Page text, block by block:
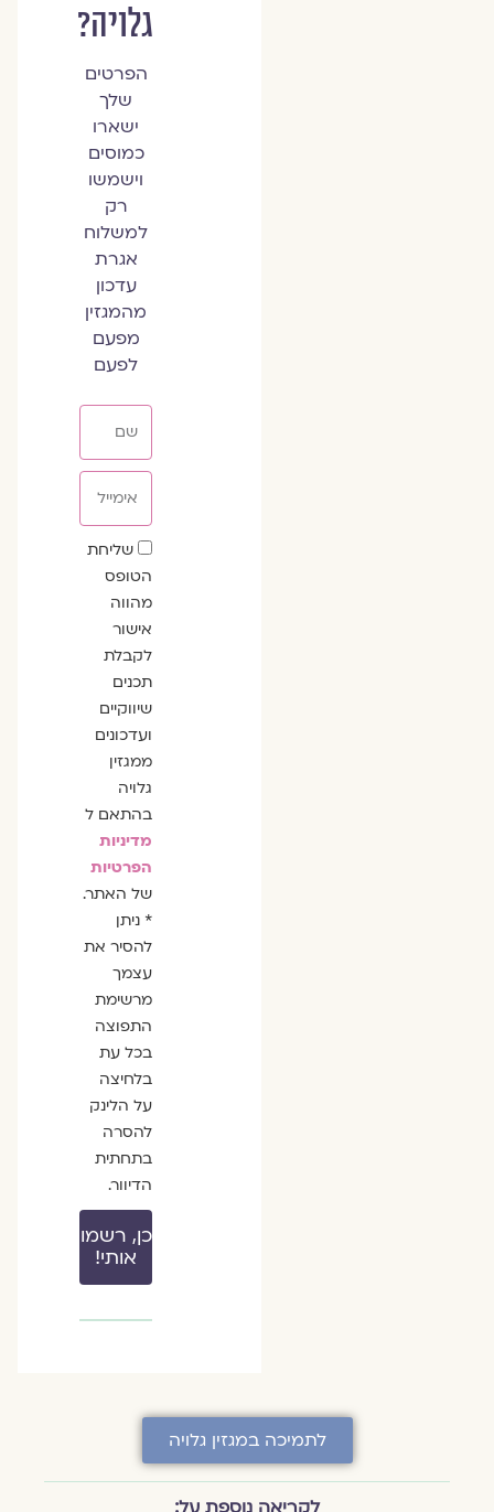
גלויה?
הפרטים
שלך
ישארו
כמוסים
וישמשו
רק
למשלוח
אגרת
עדכון
מהמגזין
מפעם
לפעם
שדה
הסכמה
שליחת
הטופס
מהווה
אישור
לקבלת
תכנים
שיווקיים
ועדכונים
ממגזין
גלויה
בהתאם ל
מדיניות
הפרטיות
של האתר.
* ניתן
להסיר את
עצמך
מרשימת
התפוצה
בכל עת
בלחיצה
על הלינק
להסרה
בתחתית
הדיוור.
כן, רשמו
אותי!
לתמיכה במגזין גלויה